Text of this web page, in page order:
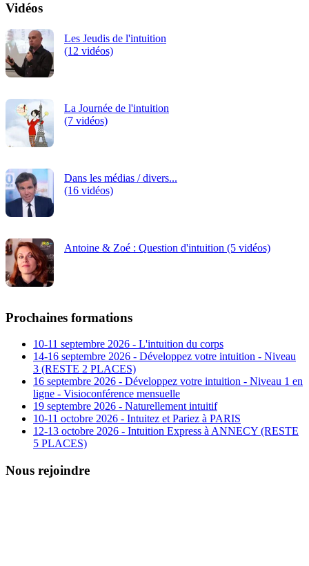
Vidéos
Les Jeudis de l'intuition
(12 vidéos)
La Journée de l'intuition
(7 vidéos)
Dans les médias / divers...
(16 vidéos)
Antoine & Zoé : Question d'intuition (5 vidéos)
Prochaines formations
10-11 septembre 2026 - L'intuition du corps
14-16 septembre 2026 - Développez votre intuition - Niveau
3 (RESTE 2 PLACES)
16 septembre 2026 - Développez votre intuition - Niveau 1 en
ligne - Visioconférence mensuelle
19 septembre 2026 - Naturellement intuitif
10-11 octobre 2026 - Intuitez et Pariez à PARIS
12-13 octobre 2026 - Intuition Express à ANNECY (RESTE
5 PLACES)
Nous rejoindre